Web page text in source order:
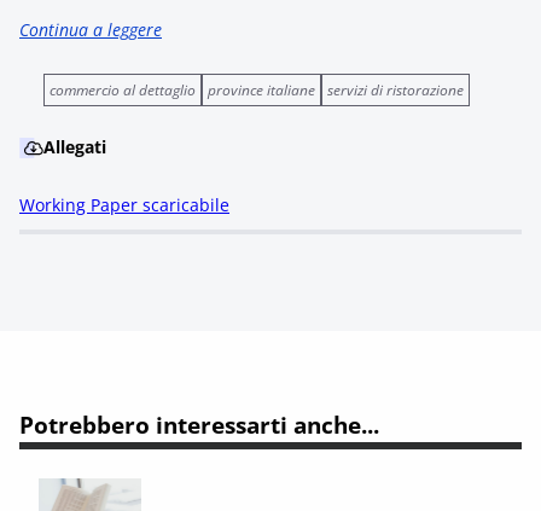
Continua a leggere
commercio al dettaglio province italiane servizi di ristorazione
Allegati
Working Paper scaricabile
Potrebbero interessarti anche...